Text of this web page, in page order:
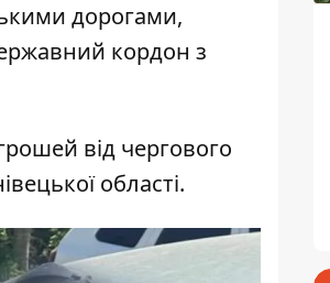
дорогами,
кордон з
від чергового
області.